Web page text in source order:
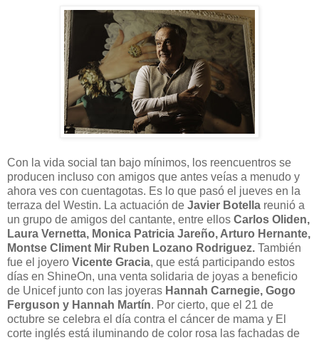
Con la vida social tan bajo mínimos, los reencuentros se
producen incluso con amigos que antes veías a menudo y
ahora ves con cuentagotas. Es lo que pasó el jueves en la
terraza del Westin. La actuación de Javier Botella reunió a
un grupo de amigos del cantante, entre ellos Carlos Oliden,
Laura Vernetta, Monica Patricia Jareño, Arturo Hernante,
Montse Climent Mir Ruben Lozano Rodriguez. También
fue el joyero Vicente Gracia, que está participando estos
días en ShineOn, una venta solidaria de joyas a beneficio
de Unicef junto con las joyeras Hannah Carnegie, Gogo
Ferguson y Hannah Martín. Por cierto, que el 21 de
octubre se celebra el día contra el cáncer de mama y El
corte inglés está iluminando de color rosa las fachadas de